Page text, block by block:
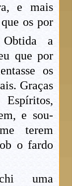
e mais
os por
Obtida a
que por
os
Graças
e sou-
terem
o fardo
uma